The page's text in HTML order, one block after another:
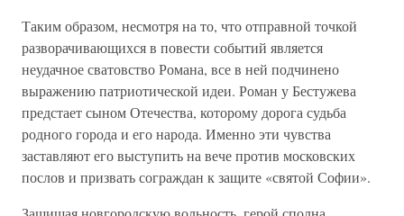
Таким образом, несмотря на то, что отправной точкой
разворачивающихся в повести событий является
неудачное сватовство Романа, все в ней подчинено
выражению патриотической идеи. Роман у Бестужева
предстает сыном Отечества, которому дорога судьба
родного города и его народа. Именно эти чувства
заставляют его выступить на вече против московских
послов и призвать сограждан к защите «святой Софии».